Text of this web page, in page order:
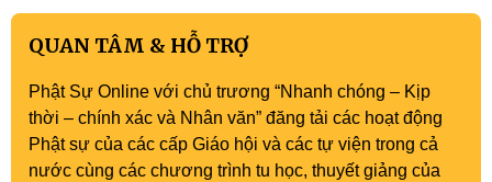
QUAN TÂM & HỖ TRỢ
Phật Sự Online với chủ trương “Nhanh chóng – Kịp
thời – chính xác và Nhân văn” đăng tải các hoạt động
Phật sự của các cấp Giáo hội và các tự viện trong cả
nước cùng các chương trình tu học, thuyết giảng của